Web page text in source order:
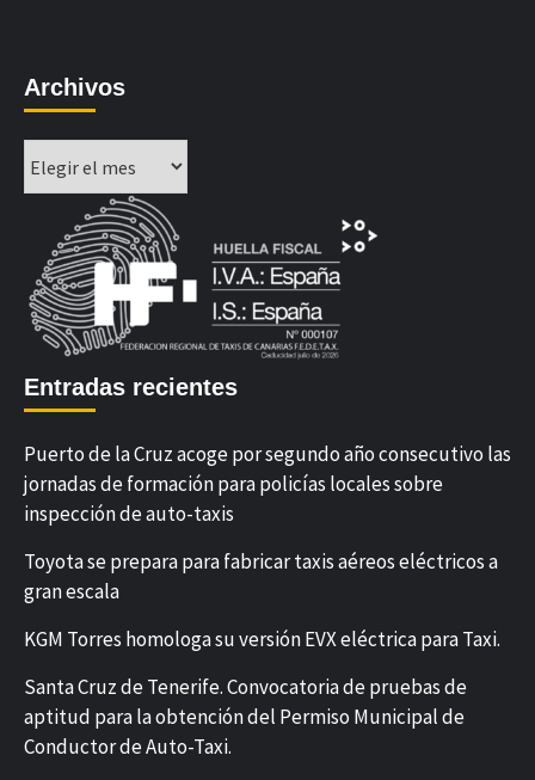
Archivos
Entradas recientes
Puerto de la Cruz acoge por segundo año consecutivo las
jornadas de formación para policías locales sobre
inspección de auto-taxis
Toyota se prepara para fabricar taxis aéreos eléctricos a
gran escala
KGM Torres homologa su versión EVX eléctrica para Taxi.
Santa Cruz de Tenerife. Convocatoria de pruebas de
aptitud para la obtención del Permiso Municipal de
Conductor de Auto-Taxi.